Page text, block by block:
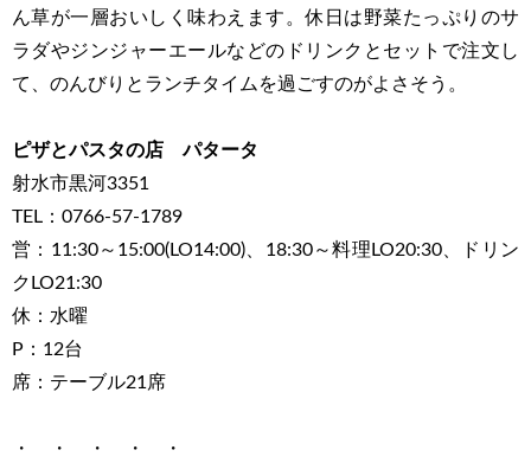
ん草が一層おいしく味わえます。休日は野菜たっぷりのサ
ラダやジンジャーエールなどのドリンクとセットで注文し
て、のんびりとランチタイムを過ごすのがよさそう。
ピザとパスタの店 パタータ
射水市黒河3351
TEL：0766-57-1789
営：11:30～15:00(LO14:00)、18:30～料理LO20:30、ドリン
クLO21:30
休：水曜
P：12台
席：テーブル21席
・ ・ ・ ・ ・